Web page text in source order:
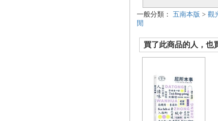
一般分類： 五南本版 > 觀
閒
買了此商品的人，也